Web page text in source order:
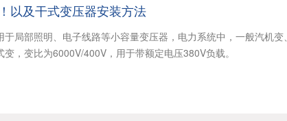
以及干式变压器安装方法
局部照明、电子线路等小容量变压器，电力系统中，一般汽机变、
，变比为6000V/400V，用于带额定电压380V负载。